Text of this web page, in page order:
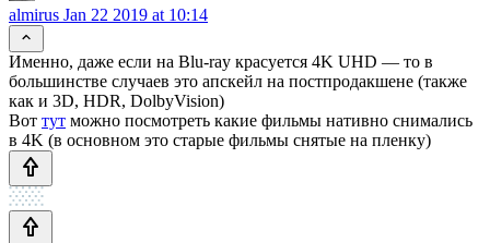
almirus Jan 22 2019 at 10:14
Именно, даже если на Blu-ray красуется 4K UHD — то в
большинстве случаев это апскейл на постпродакшене (также
как и 3D, HDR, DolbyVision)
Вот тут можно посмотреть какие фильмы нативно снимались
в 4K (в основном это старые фильмы снятые на пленку)